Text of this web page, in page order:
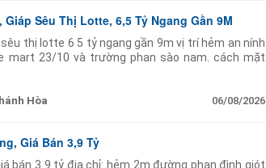
Sêu Thị Lotte, 6,5 Tỷ Ngang Gần 9M
thị lotte 6 5 tỷ ngang gần 9m vị trí hẻm an nính
mart 23/10 và trường phan sào nam. cách mặt
Hòa 06/08/2026
Giá Bán 3,9 Tỷ
bán 3 9 tỷ địa chỉ: hẻm 2m đường phan đình giót